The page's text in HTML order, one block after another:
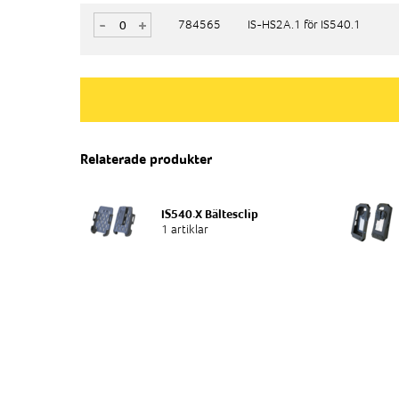
+
- 784565 IS-HS2A.1 för IS540.1
+
- 784565 IS-HS2A.1 för IS540.1
Relaterade produkter
IS540.X Bältesclip
1 artiklar